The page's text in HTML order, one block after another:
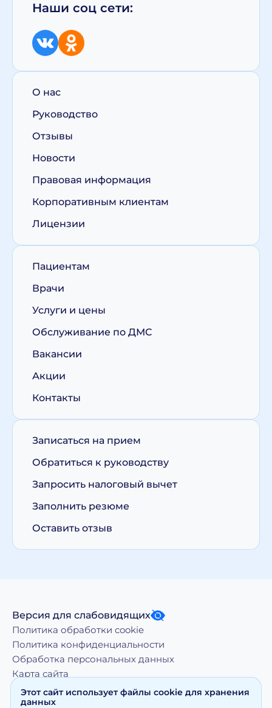
Наши соц сети:
О нас
Руководство
Отзывы
Новости
Правовая информация
Корпоративным клиентам
Лицензии
Пациентам
Врачи
Услуги и цены
Обслуживание по ДМС
Вакансии
Акции
Контакты
Записаться на прием
Обратиться к руководству
Запросить налоговый вычет
Заполнить резюме
Оставить отзыв
Версия для слабовидящих
Политика обработки cookie
Политика конфиденциальности
Обработка персональных данных
Карта сайта
Этот сайт использует файлы cookie для хранения
данных